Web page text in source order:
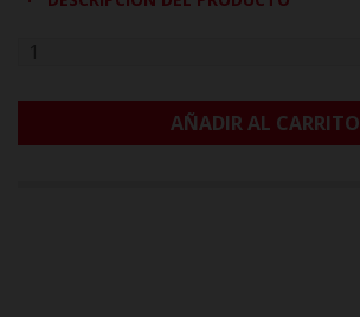
AÑADIR AL CARRITO